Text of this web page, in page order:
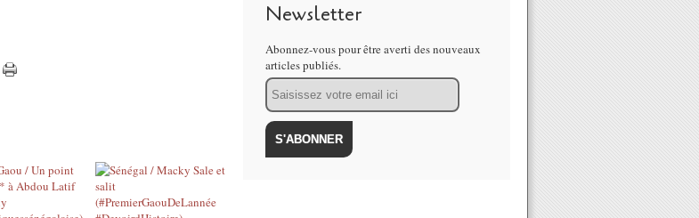
Newsletter
Abonnez-vous pour être averti des nouveaux
articles publiés.
Email